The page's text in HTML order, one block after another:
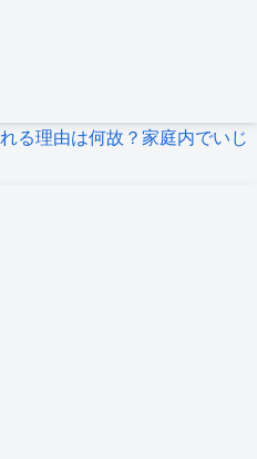
る理由は何故？家庭内でいじ